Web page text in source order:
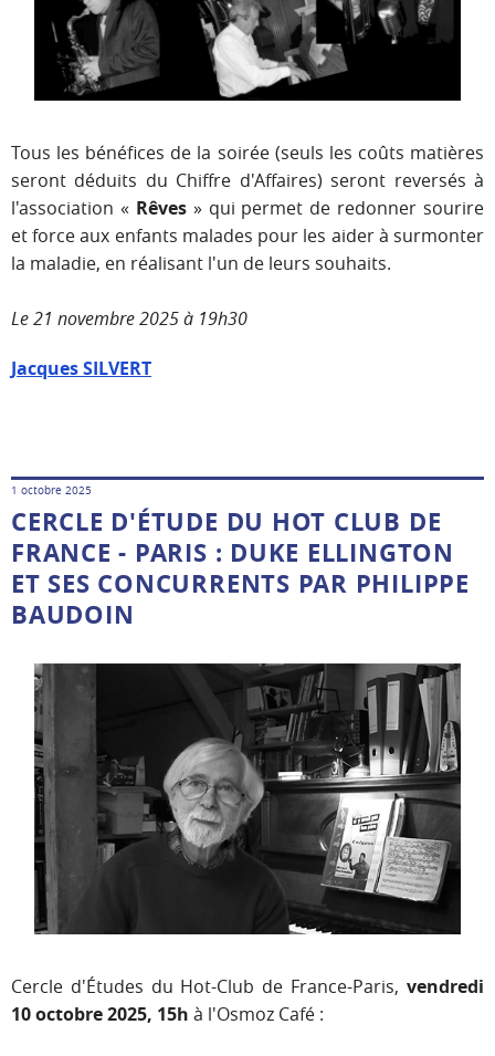
Tous les bénéfices de la soirée (seuls les coûts matières
seront déduits du Chiffre d'Affaires) seront reversés à
l'association « Rêves» qui permet de redonner sourire
et force aux enfants malades pour les aider à surmonter
la maladie, en réalisant l'un de leurs souhaits.
Le 21 novembre 2025 à 19h30
Jacques SILVERT
1 octobre 2025
CERCLE D'ÉTUDE DU HOT CLUB DE
FRANCE - PARIS : DUKE ELLINGTON
ET SES CONCURRENTS PAR PHILIPPE
BAUDOIN
Cercle d'Études du Hot-Club de France-Paris, vendredi
10 octobre 2025, 15h à l'Osmoz Café :